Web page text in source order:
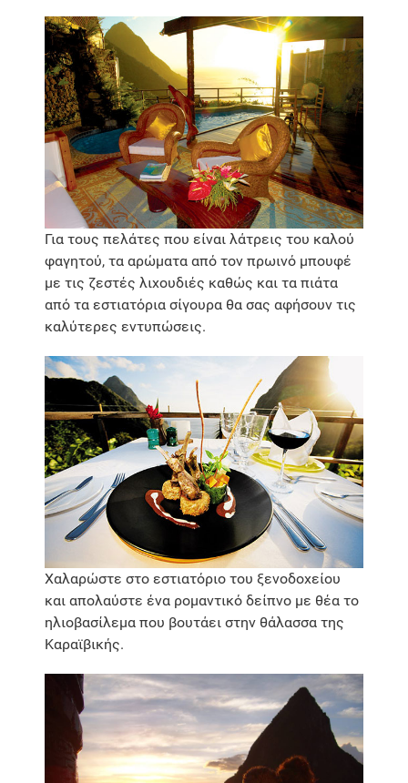
Για τους πελάτες που είναι λάτρεις του καλού
φαγητού, τα αρώματα από τον πρωινό μπουφέ
με τις ζεστές λιχουδιές καθώς και τα πιάτα
από τα εστιατόρια σίγουρα θα σας αφήσουν τις
καλύτερες εντυπώσεις.
Χαλαρώστε στο εστιατόριο του ξενοδοχείου
και απολαύστε ένα ρομαντικό δείπνο με θέα το
ηλιοβασίλεμα που βουτάει στην θάλασσα της
Καραϊβικής.